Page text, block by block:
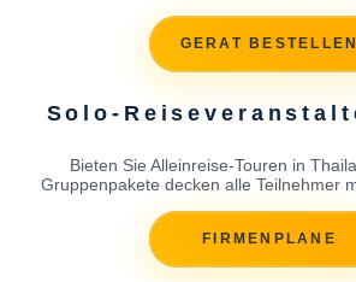
GERAT BESTELLEN
Solo-
Bieten Sie Alleinreise-Touren in
Gruppenpakete decken alle Teilnehmer
FIRMENPLANE